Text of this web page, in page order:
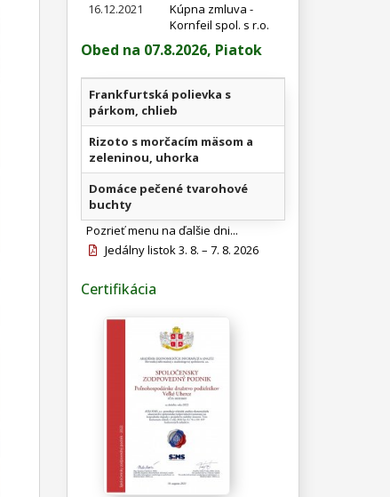
16.12.2021
Kúpna zmluva -
Kornfeil spol. s r.o.
Obed na 07.8.2026, Piatok
Frankfurtská polievka s
párkom, chlieb
Rizoto s morčacím mäsom a
zeleninou, uhorka
Domáce pečené tvarohové
buchty
Pozrieť menu na ďalšie dni...
Jedálny listok 3. 8. – 7. 8. 2026
Certifikácia